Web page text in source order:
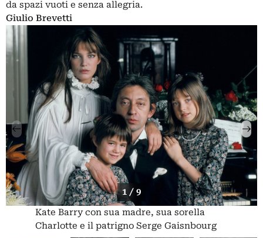
da spazi vuoti e senza allegria.
Giulio Brevetti
1 / 9
Kate Barry con sua madre, sua sorella
Charlotte e il patrigno Serge Gaisnbourg